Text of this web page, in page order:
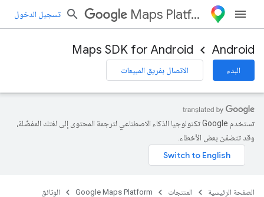
Maps Platform تسجيل الدخول
Android
Maps SDK for Android
البدء الاتصال بفريق المبيعات
تستخدم Google تكنولوجيا الذكاء الاصطناعي لترجمة المحتوى إلى لغتك المفضّلة،
وقد تتضمّن بعض الأخطاء.
الصفحة الرئيسية المنتجات Google Maps Platform
الوثائق